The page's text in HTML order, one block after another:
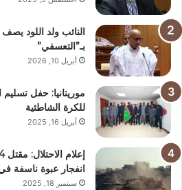
النائب ولد اللود
بـ”التعسفي”
أبريل 10, 2026
موريتانيا: حفل تسليم
للكرة الشاطئية
أبريل 16, 2025
انفجار عبوة ناسفة
سبتمبر 18, 2025